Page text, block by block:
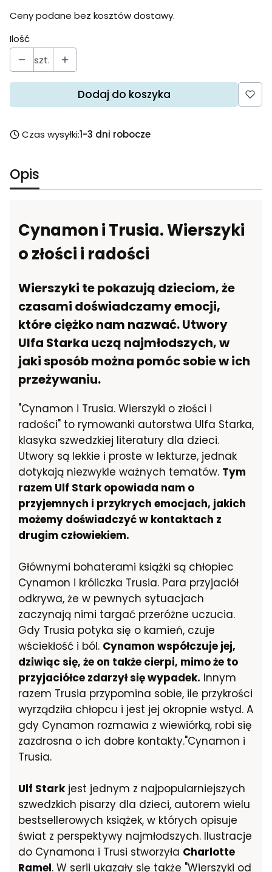
Ceny podane bez kosztów dostawy.
Ilość
szt.
Dodaj do koszyka
Czas wysyłki:1-3 dni robocze
Opis
Cynamon i Trusia. Wierszyki
o złości i radości
Wierszyki te pokazują dzieciom, że
czasami doświadczamy emocji,
które ciężko nam nazwać. Utwory
Ulfa Starka uczą najmłodszych, w
jaki sposób można pomóc sobie w ich
przeżywaniu.
"Cynamon i Trusia. Wierszyki o złości i
radości" to rymowanki autorstwa Ulfa Starka,
klasyka szwedzkiej literatury dla dzieci.
Utwory są lekkie i proste w lekturze, jednak
dotykają niezwykle ważnych tematów. Tym
razem Ulf Stark opowiada nam o
przyjemnych i przykrych emocjach, jakich
możemy doświadczyć w kontaktach z
drugim człowiekiem.
Głównymi bohaterami książki są chłopiec
Cynamon i króliczka Trusia. Para przyjaciół
odkrywa, że w pewnych sytuacjach
zaczynają nimi targać przeróżne uczucia.
Gdy Trusia potyka się o kamień, czuje
wściekłość i ból. Cynamon współczuje jej,
dziwiąc się, że on także cierpi, mimo że to
przyjaciółce zdarzył się wypadek. Innym
razem Trusia przypomina sobie, ile przykrości
wyrządziła chłopcu i jest jej okropnie wstyd. A
gdy Cynamon rozmawia z wiewiórką, robi się
zazdrosna o ich dobre kontakty."Cynamon i
Trusia.
Ulf Starkjest jednym z najpopularniejszych
szwedzkich pisarzy dla dzieci, autorem wielu
bestsellerowych książek, w których opisuje
świat z perspektywy najmłodszych. Ilustracje
do Cynamona i Trusi stworzyła Charlotte
Ramel. W serii ukazały się także "Wierszyki od